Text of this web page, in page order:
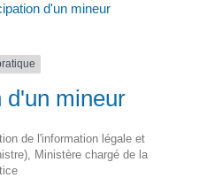
d'un mineur
d'un mineur
de l'information légale et
Ministère chargé de la